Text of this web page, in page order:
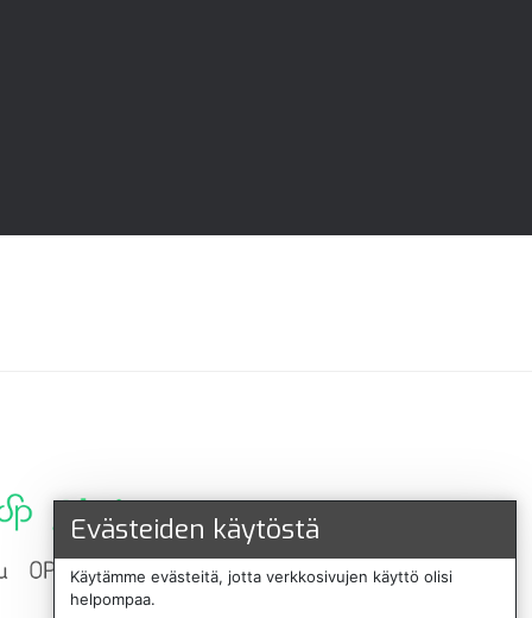
Evästeiden käytöstä
Käytämme evästeitä, jotta verkkosivujen käyttö olisi
helpompaa.